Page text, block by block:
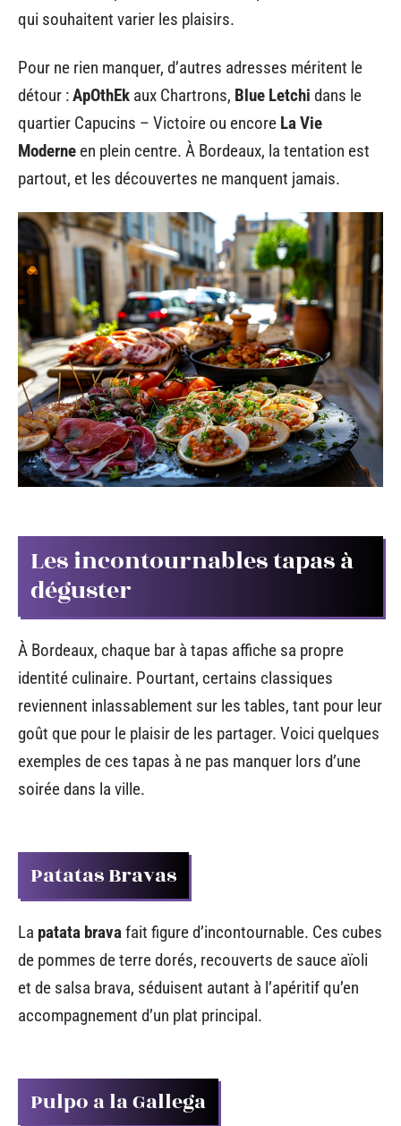
qui souhaitent varier les plaisirs.
Pour ne rien manquer, d’autres adresses méritent le
détour :ApOthEk aux Chartrons, Blue Letchi dans le
quartier Capucins – Victoire ou encore La Vie
Moderne en plein centre. À Bordeaux, la tentation est
partout, et les découvertes ne manquent jamais.
Les incontournables tapas à
déguster
À Bordeaux, chaque bar à tapas affiche sa propre
identité culinaire. Pourtant, certains classiques
reviennent inlassablement sur les tables, tant pour leur
goût que pour le plaisir de les partager. Voici quelques
exemples de ces tapas à ne pas manquer lors d’une
soirée dans la ville.
Patatas Bravas
La patata bravafait figure d’incontournable. Ces cubes
de pommes de terre dorés, recouverts de sauce aïoli
et de salsa brava, séduisent autant à l’apéritif qu’en
accompagnement d’un plat principal.
Pulpo a la Gallega